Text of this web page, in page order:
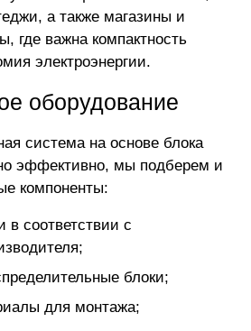
а также магазины и
где важна компактность
электроэнергии.
оборудование
система на основе блока
эффективно, мы подберем и
компоненты:
в соответствии с
блоки;
для монтажа;